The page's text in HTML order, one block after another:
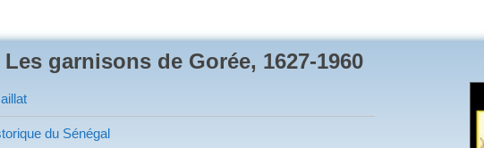
Les garnisons de Gorée, 1627-1960
du Sénégal